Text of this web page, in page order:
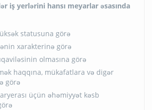
iş yerlərini hansı meyarlar əsasında
statusuna görə
xarakterinə görə
olmasına görə
haqqına, mükafatlara və digər
görə
üçün əhəmiyyət kəsb